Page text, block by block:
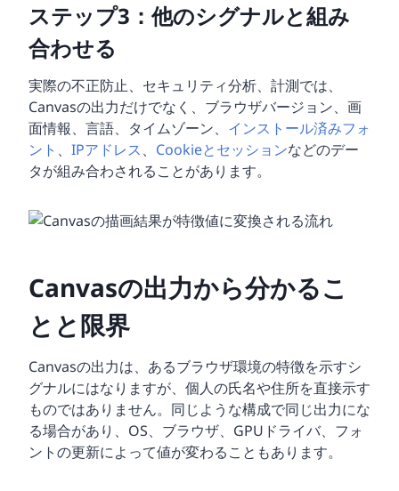
ステップ3：他のシグナルと組み
合わせる
実際の不正防止、セキュリティ分析、計測では、
Canvasの出力だけでなく、ブラウザバージョン、画
面情報、言語、タイムゾーン、 インストール済みフォ
ント 、 IPアドレス、 Cookieとセッションなどのデー
タが組み合わされることがあります。
Canvasの出力から分かるこ
とと限界
Canvasの出力は、あるブラウザ環境の特徴を示すシ
グナルにはなりますが、個人の氏名や住所を直接示す
ものではありません。同じような構成で同じ出力にな
る場合があり、OS、ブラウザ、GPUドライバ、フォ
ントの更新によって値が変わることもあります。